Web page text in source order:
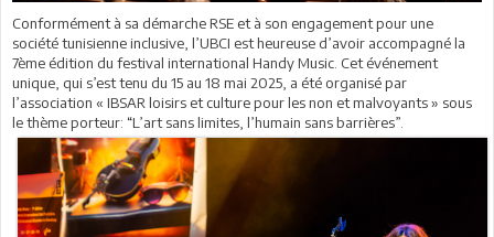
Conformément à sa démarche RSE et à son engagement pour une
société tunisienne inclusive, l’UBCI est heureuse d’avoir accompagné la
7ème édition du festival international Handy Music. Cet événement
unique, qui s’est tenu du 15 au 18 mai 2025, a été organisé par
l’association « IBSAR loisirs et culture pour les non et malvoyants » sous
le thème porteur: “L’art sans limites, l’humain sans barrières”.